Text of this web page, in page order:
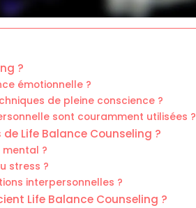
?
émotionnelle ?
de pleine conscience ?
sont couramment utilisées ?
Life Balance Counseling ?
?
stress ?
interpersonnelles ?
Life Balance Counseling ?